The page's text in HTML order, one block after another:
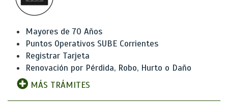
Mayores de 70 Años
Puntos Operativos SUBE Corrientes
Registrar Tarjeta
Renovación por Pérdida, Robo, Hurto o Daño
MÁS TRÁMITES